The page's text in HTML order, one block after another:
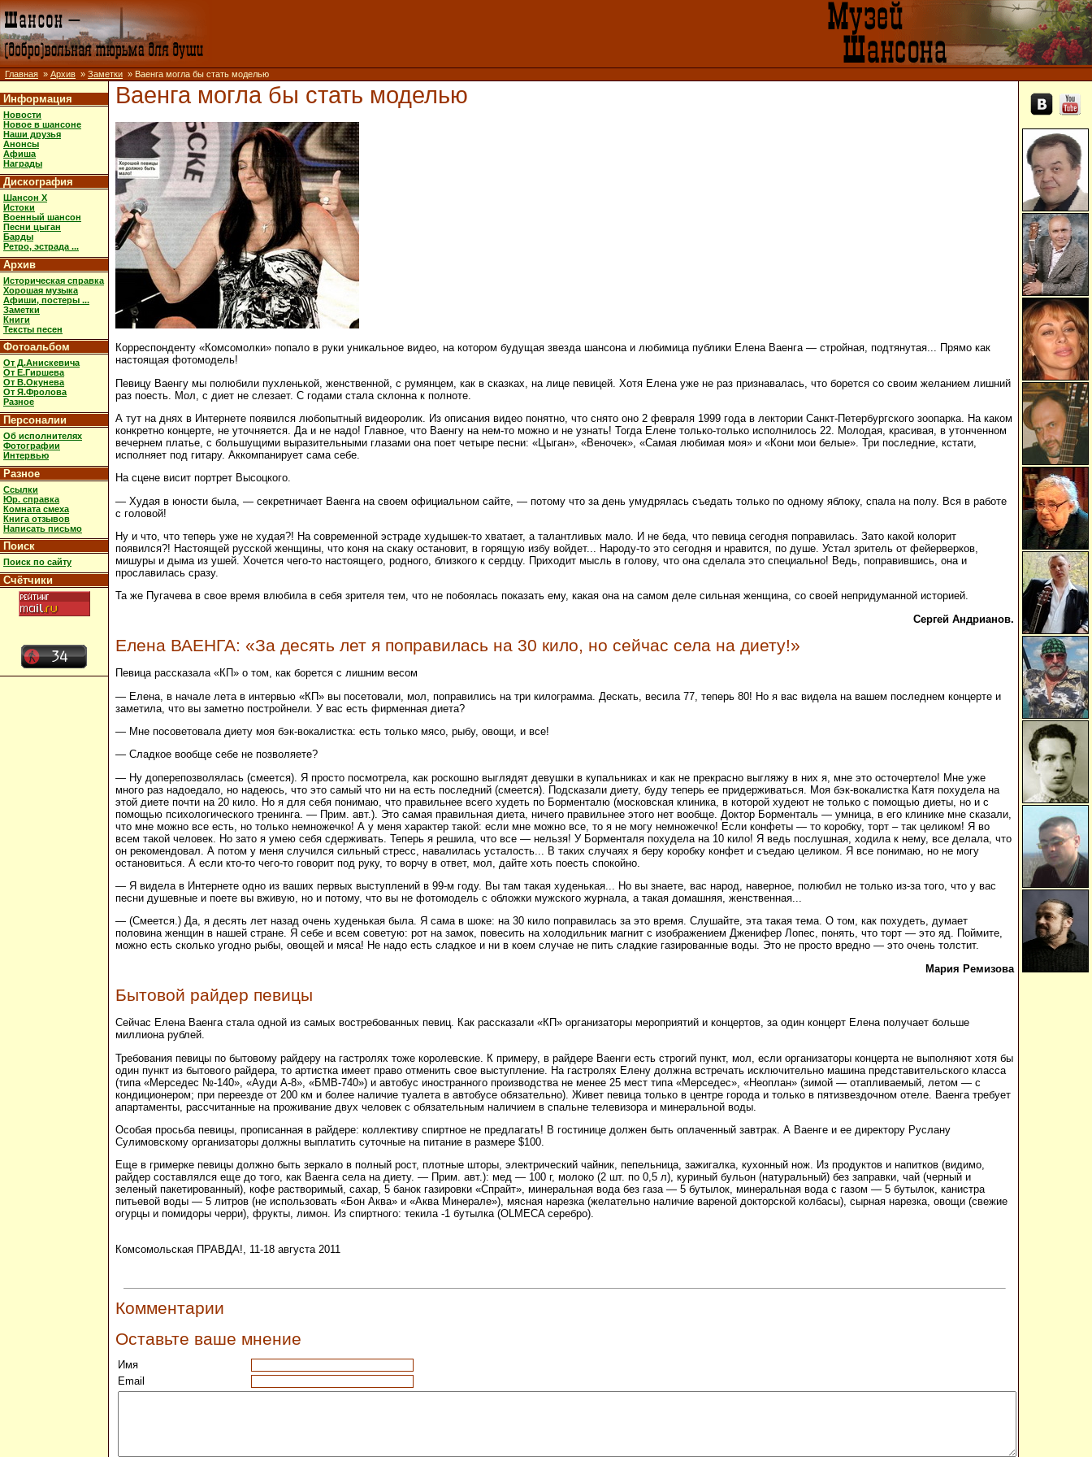
Главная » Архив » Заметки » Ваенга могла бы стать моделью
Информация
Новости
Новое в шансоне
Наши друзья
Анонсы
Афиша
Награды
Дискография
Шансон X
Истоки
Военный шансон
Песни цыган
Барды
Ретро, эстрада ...
Архив
Историческая справка
Хорошая музыка
Афиши, постеры ...
Заметки
Книги
Тексты песен
Фотоальбом
От Д.Анискевича
От Е.Гиршева
От В.Окунева
От Я.Фролова
Разное
Персоналии
Об исполнителях
Фотографии
Интервью
Разное
Ссылки
Юр. справка
Комната смеха
Книга отзывов
Написать письмо
Поиск
Поиск по сайту
Счётчики
Ваенга могла бы стать моделью
Корреспонденту «Комсомолки» попало в руки уникальное видео, на котором будущая звезда шансона и любимица публики Елена Ваенга — стройная, подтянутая... Прямо как
настоящая фотомодель!
Певицу Ваенгу мы полюбили пухленькой, женственной, с румянцем, как в сказках, на лице певицей. Хотя Елена уже не раз признавалась, что борется со своим желанием лишний
раз поесть. Мол, с диет не слезает. С годами стала склонна к полноте.
А тут на днях в Интернете появился любопытный видеоролик. Из описания видео понятно, что снято оно 2 февраля 1999 года в лектории Санкт-Петербургского зоопарка. На каком
конкретно концерте, не уточняется. Да и не надо! Главное, что Ваенгу на нем-то можно и не узнать! Тогда Елене только-только исполнилось 22. Молодая, красивая, в утонченном
вечернем платье, с большущими выразительными глазами она поет четыре песни: «Цыган», «Веночек», «Самая любимая моя» и «Кони мои белые». Три последние, кстати,
исполняет под гитару. Аккомпанирует сама себе.
На сцене висит портрет Высоцкого.
— Худая в юности была, — секретничает Ваенга на своем официальном сайте, — потому что за день умудрялась съедать только по одному яблоку, спала на полу. Вся в работе
с головой!
Ну и что, что теперь уже не худая?! На современной эстраде худышек-то хватает, а талантливых мало. И не беда, что певица сегодня поправилась. Зато какой колорит
появился?! Настоящей русской женщины, что коня на скаку остановит, в горящую избу войдет... Народу-то это сегодня и нравится, по душе. Устал зритель от фейерверков,
мишуры и дыма из ушей. Хочется чего-то настоящего, родного, близкого к сердцу. Приходит мысль в голову, что она сделала это специально! Ведь, поправившись, она и
прославилась сразу.
Та же Пугачева в свое время влюбила в себя зрителя тем, что не побоялась показать ему, какая она на самом деле сильная женщина, со своей непридуманной историей.
Сергей Андрианов.
Елена ВАЕНГА: «За десять лет я поправилась на 30 кило, но сейчас села на диету!»
Певица рассказала «КП» о том, как борется с лишним весом
— Елена, в начале лета в интервью «КП» вы посетовали, мол, поправились на три килограмма. Дескать, весила 77, теперь 80! Но я вас видела на вашем последнем концерте и
заметила, что вы заметно постройнели. У вас есть фирменная диета?
— Мне посоветовала диету моя бэк-вокалистка: есть только мясо, рыбу, овощи, и все!
— Сладкое вообще себе не позволяете?
— Ну доперепозволялась (смеется). Я просто посмотрела, как роскошно выглядят девушки в купальниках и как не прекрасно выгляжу в них я, мне это осточертело! Мне уже
много раз надоедало, но надеюсь, что это самый что ни на есть последний (смеется). Подсказали диету, буду теперь ее придерживаться. Моя бэк-вокалистка Катя похудела на
этой диете почти на 20 кило. Но я для себя понимаю, что правильнее всего худеть по Борменталю (московская клиника, в которой худеют не только с помощью диеты, но и с
помощью психологического тренинга. — Прим. авт.). Это самая правильная диета, ничего правильнее этого нет вообще. Доктор Борменталь — умница, в его клинике мне сказали,
что мне можно все есть, но только немножечко! А у меня характер такой: если мне можно все, то я не могу немножечко! Если конфеты — то коробку, торт – так целиком! Я во
всем такой человек. Но зато я умею себя сдерживать. Теперь я решила, что все — нельзя! У Борменталя похудела на 10 кило! Я ведь послушная, ходила к нему, все делала, что
он рекомендовал. А потом у меня случился сильный стресс, навалилась усталость... В таких случаях я беру коробку конфет и съедаю целиком. Я все понимаю, но не могу
остановиться. А если кто-то чего-то говорит под руку, то ворчу в ответ, мол, дайте хоть поесть спокойно.
— Я видела в Интернете одно из ваших первых выступлений в 99-м году. Вы там такая худенькая... Но вы знаете, вас народ, наверное, полюбил не только из-за того, что у вас
песни душевные и поете вы вживую, но и потому, что вы не фотомодель с обложки мужского журнала, а такая домашняя, женственная...
— (Смеется.) Да, я десять лет назад очень худенькая была. Я сама в шоке: на 30 кило поправилась за это время. Слушайте, эта такая тема. О том, как похудеть, думает
половина женщин в нашей стране. Я себе и всем советую: рот на замок, повесить на холодильник магнит с изображением Дженифер Лопес, понять, что торт — это яд. Поймите,
можно есть сколько угодно рыбы, овощей и мяса! Не надо есть сладкое и ни в коем случае не пить сладкие газированные воды. Это не просто вредно — это очень толстит.
Мария Ремизова
Бытовой райдер певицы
Сейчас Елена Ваенга стала одной из самых востребованных певиц. Как рассказали «КП» организаторы мероприятий и концертов, за один концерт Елена получает больше
миллиона рублей.
Требования певицы по бытовому райдеру на гастролях тоже королевские. К примеру, в райдере Ваенги есть строгий пункт, мол, если организаторы концерта не выполняют хотя бы
один пункт из бытового райдера, то артистка имеет право отменить свое выступление. На гастролях Елену должна встречать исключительно машина представительского класса
(типа «Мерседес №-140», «Ауди А-8», «БМВ-740») и автобус иностранного производства не менее 25 мест типа «Мерседес», «Неоплан» (зимой — отапливаемый, летом — с
кондиционером; при переезде от 200 км и более наличие туалета в автобусе обязательно). Живет певица только в центре города и только в пятизвездочном отеле. Ваенга требует
апартаменты, рассчитанные на проживание двух человек с обязательным наличием в спальне телевизора и минеральной воды.
Особая просьба певицы, прописанная в райдере: коллективу спиртное не предлагать! В гостинице должен быть оплаченный завтрак. А Ваенге и ее директору Руслану
Сулимовскому организаторы должны выплатить суточные на питание в размере $100.
Еще в гримерке певицы должно быть зеркало в полный рост, плотные шторы, электрический чайник, пепельница, зажигалка, кухонный нож. Из продуктов и напитков (видимо,
райдер составлялся еще до того, как Ваенга села на диету. — Прим. авт.): мед — 100 г, молоко (2 шт. по 0,5 л), куриный бульон (натуральный) без заправки, чай (черный и
зеленый пакетированный), кофе растворимый, сахар, 5 банок газировки «Спрайт», минеральная вода без газа — 5 бутылок, минеральная вода с газом — 5 бутылок, канистра
питьевой воды — 5 литров (не использовать «Бон Аква» и «Аква Минерале»), мясная нарезка (желательно наличие вареной докторской колбасы), сырная нарезка, овощи (свежие
огурцы и помидоры черри), фрукты, лимон. Из спиртного: текила -1 бутылка (OLMECA серебро).
Комсомольская ПРАВДА!, 11-18 августа 2011
Комментарии
Оставьте ваше мнение
Имя
Email